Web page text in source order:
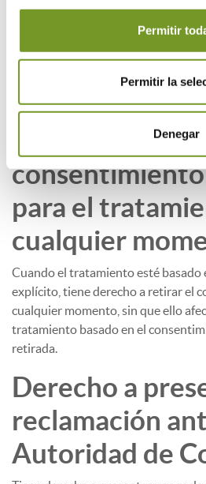
Permitir
Permitir la
Denegar
Interesados en el procedimiento.
Técnicos de Madrid como Oficina
calidad de encargado del
nombre y por cuenta de la DG de
Derecho a
para el
cualquier
Cuando el tratamiento esté
explícito, tiene derecho a retirar el
cualquier momento, sin que ello
tratamiento basado en el
retirada.
Derecho a
reclamación
Autoridad de